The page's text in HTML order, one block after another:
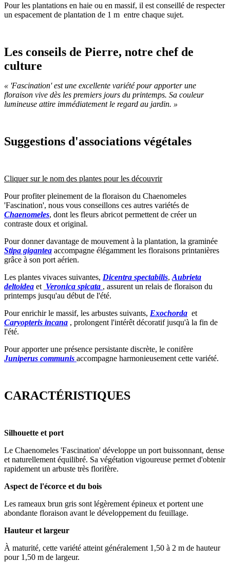
Pour les plantations en haie ou en massif, il est conseillé de respecter
un espacement de plantation de 1 m entre chaque sujet.
Les conseils de Pierre, notre chef de
culture
« 'Fascination' est une excellente variété pour apporter une
floraison vive dès les premiers jours du printemps. Sa couleur
lumineuse attire immédiatement le regard au jardin. »
Suggestions d'associations végétales
Cliquer sur le nom des plantes pour les découvrir
Pour profiter pleinement de la floraison du Chaenomeles
'Fascination', nous vous conseillons ces autres variétés de
Chaenomeles, dont les fleurs abricot permettent de créer un
contraste doux et original.
Pour donner davantage de mouvement à la plantation, la graminée
Stipa gigantea accompagne élégamment les floraisons printanières
grâce à son port aérien.
Les plantes vivaces suivantes, Dicentra spectabilis, Aubrieta
deltoidea et Veronica spicata , assurent un relais de floraison du
printemps jusqu'au début de l'été.
Pour enrichir le massif, les arbustes suivants, Exochorda et
Caryopteris incana , prolongent l'intérêt décoratif jusqu'à la fin de
l'été.
Pour apporter une présence persistante discrète, le conifère
Juniperus communis accompagne harmonieusement cette variété.
CARACTÉRISTIQUES
Silhouette et port
Le Chaenomeles 'Fascination' développe un port buissonnant, dense
et naturellement équilibré. Sa végétation vigoureuse permet d'obtenir
rapidement un arbuste très florifère.
Aspect de l'écorce et du bois
Les rameaux brun gris sont légèrement épineux et portent une
abondante floraison avant le développement du feuillage.
Hauteur et largeur
À maturité, cette variété atteint généralement 1,50 à 2 m de hauteur
pour 1,50 m de largeur.